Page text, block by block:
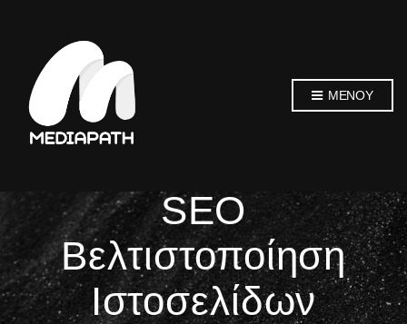
ΜΕΝΟΎ
SEO
Βελτιστοποίηση
Ιστοσελίδων